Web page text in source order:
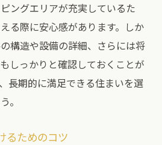
ングエリアが充実しているた
る際に安心感があります。しか
構造や設備の詳細、さらには将
しっかりと確認しておくことが
長期的に満足できる住まいを選
。
るためのコツ